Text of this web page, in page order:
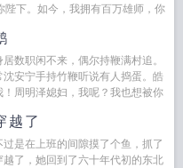
陛下。如今，我拥有百万雄师，你
数职闲不来，偶尔持鞭满村追。
安宁手持竹鞭听说有人捣蛋。皓
周明泽媳妇，我呢？我也想被你
越了
是在上班的间隙摸了个鱼，抓了
了，她回到了六十年代初的东北